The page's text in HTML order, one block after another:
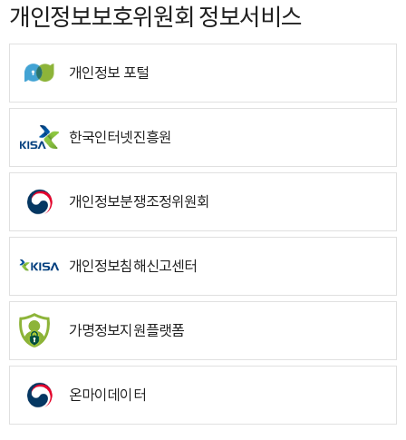
개인정보보호위원회 정보서비스
개인정보 포털
한국인터넷진흥원
개인정보분쟁조정위원회
개인정보침해신고센터
가명정보지원플랫폼
온마이데이터